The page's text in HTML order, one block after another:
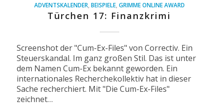
ADVENTSKALENDER BEISPIELE, GRIMME ONLINE AWARD
Türchen 17: Finanzkrimi
Screenshot der "Cum-Ex-Files" von Correctiv. Ein
Steuerskandal. Im ganz großen Stil. Das ist unter
dem Namen Cum-Ex bekannt geworden. Ein
internationales Recherchekollektiv hat in dieser
Sache recherchiert. Mit "Die Cum-Ex-Files"
zeichnet…